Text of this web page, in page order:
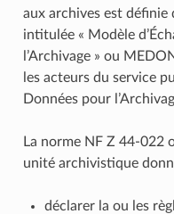
aux archives est définie
intitulée « Modèle
l’Archivage » ou
les acteurs du service
Données pour
La norme NF Z
unité archivistique
déclarer la ou les